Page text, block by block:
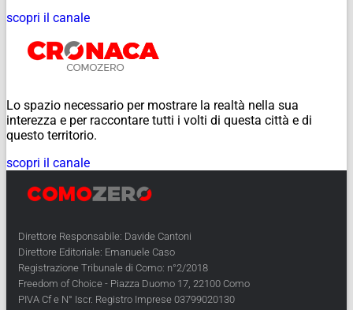
scopri il canale
Lo spazio necessario per mostrare la realtà nella sua
interezza e per raccontare tutti i volti di questa città e di
questo territorio.
scopri il canale
Direttore Responsabile: Davide Cantoni
Direttore Editoriale: Emanuele Caso
Registrazione Tribunale di Como: n°2/2018
Freedom of Choice - Piazza Duomo 17, 22100 Como
PIVA Cf e N° Iscr. Registro Imprese 03799020130